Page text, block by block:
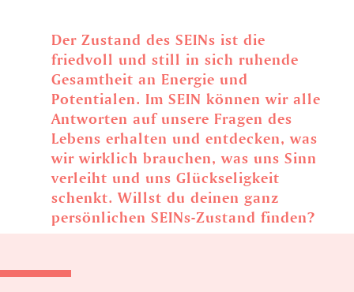
Der Zustand des SEINs ist die
friedvoll und still in sich ruhende
Gesamtheit an Energie und
Potentialen. Im SEIN können wir alle
Antworten auf unsere Fragen des
Lebens erhalten und entdecken, was
wir wirklich brauchen, was uns Sinn
verleiht und uns Glückseligkeit
schenkt. Willst du deinen ganz
persönlichen SEINs-Zustand finden?